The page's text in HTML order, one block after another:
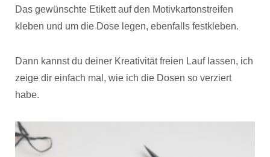
Das gewünschte Etikett auf den Motivkartonstreifen
kleben und um die Dose legen, ebenfalls festkleben.
Dann kannst du deiner Kreativität freien Lauf lassen, ich
zeige dir einfach mal, wie ich die Dosen so verziert
habe.